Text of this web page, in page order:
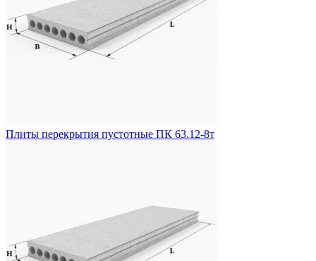
Плиты перекрытия пустотные ПК 63.12-8т